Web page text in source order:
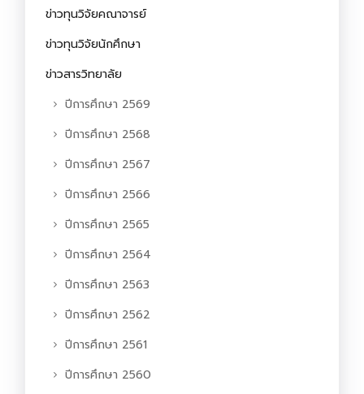
ข่าวทุนวิจัยคณาจารย์
ข่าวทุนวิจัยนักศึกษา
ข่าวสารวิทยาลัย
ปีการศึกษา 2569
ปีการศึกษา 2568
ปีการศึกษา 2567
ปีการศึกษา 2566
ปีการศึกษา 2565
ปีการศึกษา 2564
ปีการศึกษา 2563
ปีการศึกษา 2562
ปีการศึกษา 2561
ปีการศึกษา 2560